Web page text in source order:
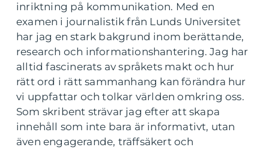
inriktning på kommunikation. Med en
examen i journalistik från Lunds Universitet
har jag en stark bakgrund inom berättande,
research och informationshantering. Jag har
alltid fascinerats av språkets makt och hur
rätt ord i rätt sammanhang kan förändra hur
vi uppfattar och tolkar världen omkring oss.
Som skribent strävar jag efter att skapa
innehåll som inte bara är informativt, utan
även engagerande, träffsäkert och